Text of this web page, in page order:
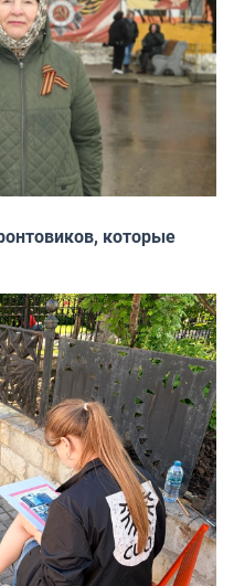
которые